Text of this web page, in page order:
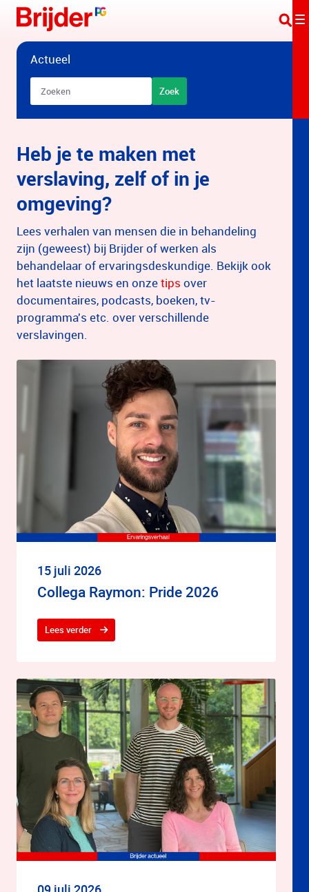
Overslaan en naar hoofdinhoud gaan
Actueel
Zoekbalk Zoek
Heb je te maken met
verslaving, zelf of in je
omgeving?
Lees verhalen van mensen die in behandeling
zijn (geweest) bij Brijder of werken als
behandelaar of ervaringsdeskundige. Bekijk ook
het laatste nieuws en onzetips over
documentaires, podcasts, boeken, tv-
programma's etc. over verschillende
verslavingen.
15 juli 2026
Collega Raymon: Pride 2026
Lees verder